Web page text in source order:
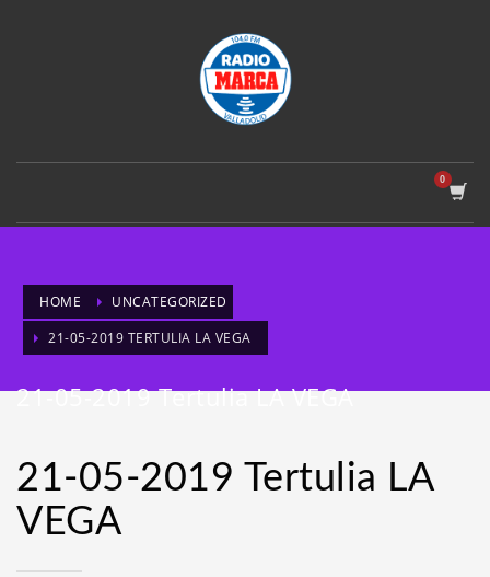
HOME
UNCATEGORIZED
21-05-2019 TERTULIA LA VEGA
21-05-2019 Tertulia LA VEGA
21-05-2019 Tertulia LA
VEGA